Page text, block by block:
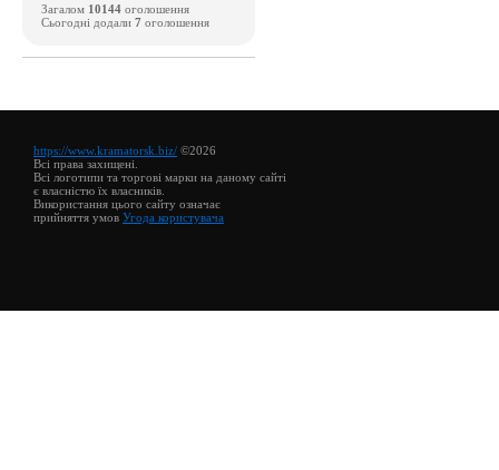
Загалом 10144 оголошення
Сьогодні додали 7 оголошення
https://www.kramatorsk.biz/ ©2026
Всі права захищені.
Всі логотипи та торгові марки на даному сайті
є власністю їх власників.
Використання цього сайту означає
прийняття умов Угода користувача